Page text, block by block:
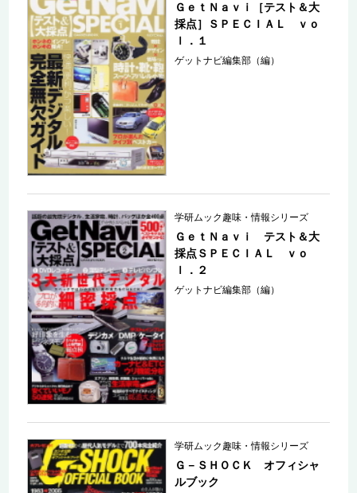
ＧｅｔＮａｖｉ［テスト＆大
採点］ＳＰＥＣＩＡＬ ｖｏ
ｌ．１
ゲットナビ編集部（編）
学研ムック趣味・情報シリーズ
ＧｅｔＮａｖｉ テスト＆大
採点ＳＰＥＣＩＡＬ ｖｏ
ｌ．２
ゲットナビ編集部（編）
学研ムック趣味・情報シリーズ
Ｇ－ＳＨＯＣＫ オフィシャ
ルブック